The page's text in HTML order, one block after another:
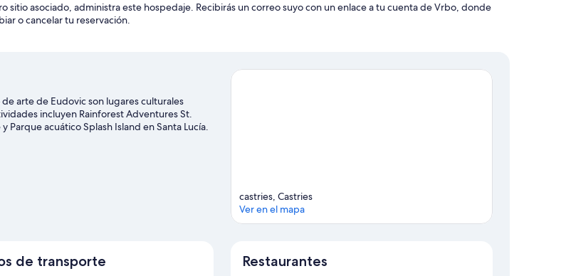
sitio asociado, administra este hospedaje. Recibirás un correo suyo con un enlace a tu cuenta de Vrbo, donde
o cancelar tu reservación.
arte de Eudovic son lugares culturales
incluyen Rainforest Adventures St.
Parque acuático Splash Island en Santa Lucía.
castries, Castries
Ver en el mapa
de transporte Restaurantes